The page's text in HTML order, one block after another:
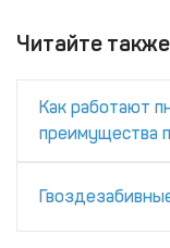
Читайте
Как работают
преимущества